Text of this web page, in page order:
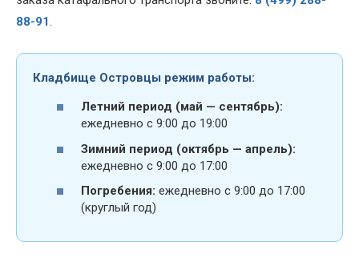
88-91.
Кладбище Островцы режим работы:
Летний период (май — сентябрь):
ежедневно с 9:00 до 19:00
Зимний период (октябрь — апрель):
ежедневно с 9:00 до 17:00
Погребения: ежедневно с 9:00 до 17:00
(круглый год)